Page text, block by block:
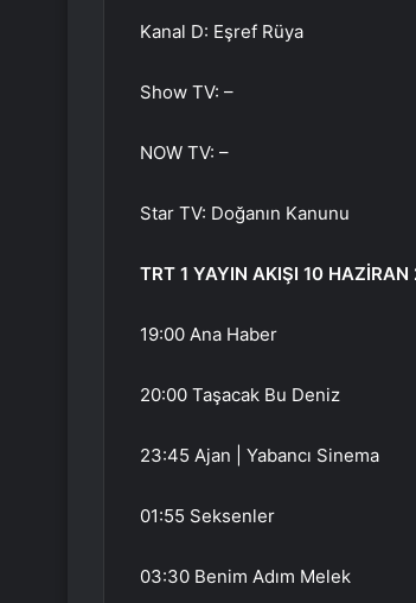
Kanal D: Eşref Rüya
Show TV: –
NOW TV: –
Star TV: Doğanın Kanunu
TRT 1 YAYIN AKIŞI 10
19:00 Ana Haber
20:00 Taşacak Bu Deniz
23:45 Ajan | Yabancı Sinema
01:55 Seksenler
03:30 Benim Adım Melek